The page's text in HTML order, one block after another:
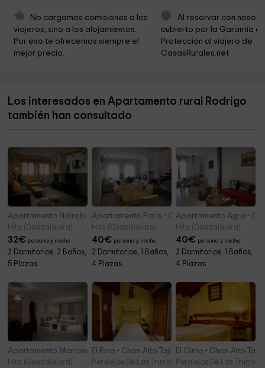
Seminario Conciliar
Ermita del Humilladero
La Ermita 0,4 km
Iglesia y Monasterio de los Jerónimos 0,4 km
No cargamos comisiones a los
viajeros, sino a los alojamientos.
Por eso te ofrecemos siempre el
mejor precio.
Al reservar con
cubierto por la Garantía
Protección al viajero de
CasasRurales.net
Los interesados en Apartamento rural Rodrigo
también han consultado
Apartamento Nairobi - Casas de Valois
Hita (Guadalajara)
32€ persona y noche
2 Dormitorios, 2 Baños,
5 Plazas
Apartamento París - Casas de Valois
Hita (Guadalajara)
40€ persona y noche
2 Dormitorios, 1 Baños,
4 Plazas
Apartamento Agra -
Hita (Guadalajara)
40€ persona y noche
2 Dormitorios, 1 Baños,
4 Plazas
Apartamento Marrakech - Casas de Valois
Hita (Guadalajara)
El Pino - Chon Alto Tajo
Peralejos De Las Truchas (Guadalajara)
El Olmo - Chon Alto Tajo
Peralejos De Las